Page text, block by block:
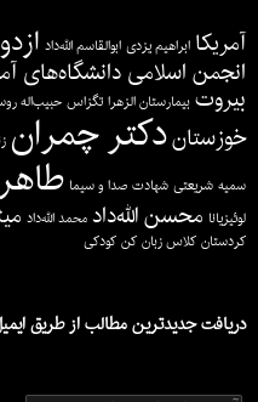
تصاویر جبهه جنوب اضافه شدند.
بشنوید: در آمریکا با صدای همسر
بشنوید: در آمریکا با صدای همسر
تصاویر لبنان اضافه شدند.
تصاویر شهادت اضافه شدند.
کتابخانه
صداها
آمریکا ابراهیم یزدی ابوالقاسم الله‌داد
انجمن اسلامی دانشگاه‌های
بیروت بیمارستان الزهرا تگزاس حبیب‌اله
خوزستاندکتر چمران
سمیه شریعتی شهادت صدا و سیما
لوئیزیانا محسن الله‌داد محمد الله‌داد
کردستان کلاس زبان کن کودکی
دریافت جدیدترین مطالب از طریق